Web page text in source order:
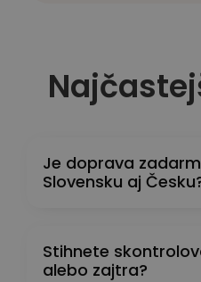
Je doprava
Slovensku aj
Stihnete
alebo zajtra?